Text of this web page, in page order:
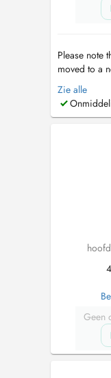
Please note
moved to a
Nova
Strassen
an einen
dArlon L-
Zie alle
Geen